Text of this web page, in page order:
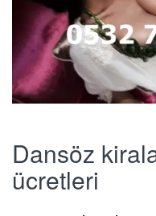
Dansöz
ücretleri